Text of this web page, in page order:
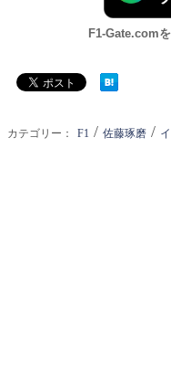
F1-Gate.com
カテゴリー： F1 / 佐藤琢磨 /